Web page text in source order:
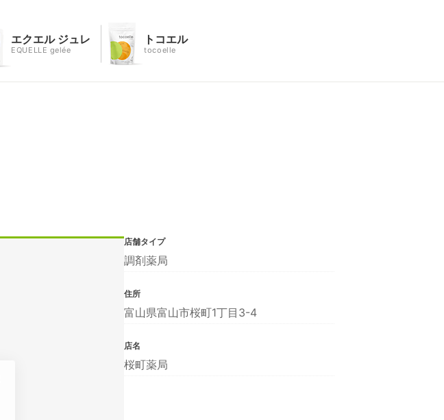
エクエル ジュレ
EQUELLE gelée
トコエル
tocoelle
店舗タイプ
調剤薬局
住所
富山県富山市桜町1丁目3-4
店名
桜町薬局